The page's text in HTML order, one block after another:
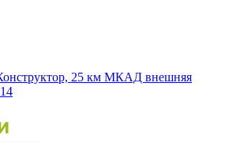
25 км МКАД внешняя